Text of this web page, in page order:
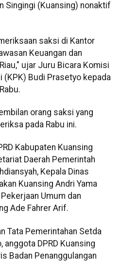
Singingi (Kuansing) nonaktif
saksi di Kantor
Keuangan dan
ujar Juru Bicara Komisi
Budi Prasetyo kepada
orang saksi yang
pada Rabu ini.
Kabupaten Kuansing
Daerah Pemerintah
Kepala Dinas
Kuansing Andri Yama
Umum dan
Ade Fahrer Arif.
Tata Pemerintahan Setda
DPRD Kuansing
Badan Penanggulangan